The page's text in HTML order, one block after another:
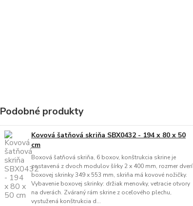
Podobné produkty
Kovová šatňová skriňa SBX0432 - 194 x 80 x 50
cm
Boxová šatňová skriňa, 6 boxov, konštrukcia skrine je
zostavená z dvoch modulov šírky 2 x 400 mm, rozmer dverí
boxovej skrinky 349 x 553 mm, skriňa má kovové nožičky.
Vybavenie boxovej skrinky: držiak menovky, vetracie otvory
na dverách. Zváraný rám skrine z oceľového plechu,
vystužená konštrukcia d...